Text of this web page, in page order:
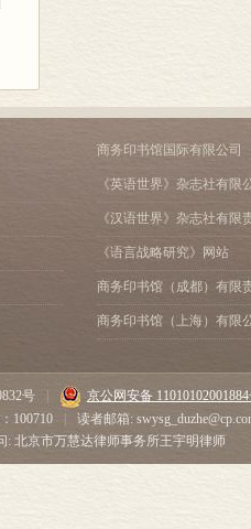
第六节 清代翰林院庶吉
第四章 清代翰林院庶吉
第二节 清代翰林院庶吉
第三节 清代翰林院庶吉
第四节 清代翰林院庶吉
第一节 翻译科的确立与
第二节 翻译科的类别
第三节 翻译庶吉士
第一节 翰林院庶吉士的
第二节 翰林院庶吉士的
第三节 翰林院庶吉士的
商务印书馆国际有限公司
《英语世界》杂志社有限
《汉语世界》杂志社有限
《语言战略研究》网站
商务印书馆（成都）有限
商务印书馆（上海）有限
号
京公网安备
100710
读者邮箱:
: 北京市万慧达律师事务所王宇明律师